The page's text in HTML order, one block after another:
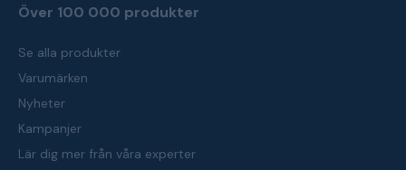
Över 100 000 produkter
Se alla produkter
Varumärken
Nyheter
Kampanjer
Lär dig mer från våra experter